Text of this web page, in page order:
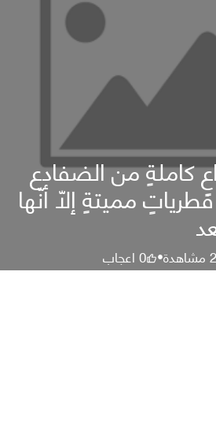
كاملةٍ من الضفادع
مميتةٍ إلّا أنّها
مشاهدة•
0اعجاب